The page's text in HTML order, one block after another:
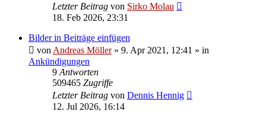
Letzter Beitrag von Sirko Molau
18. Feb 2026, 23:31
Bilder in Beiträge einfügen
von Andreas Möller» 9. Apr 2021, 12:41 » in
Ankündigungen
9 Antworten
509465 Zugriffe
Letzter Beitrag von Dennis Hennig
12. Jul 2026, 16:14